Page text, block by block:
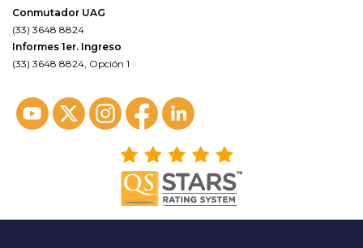
Conmutador UAG
(33) 3648 8824
Informes 1er. Ingreso
(33) 3648 8824, Opción 1